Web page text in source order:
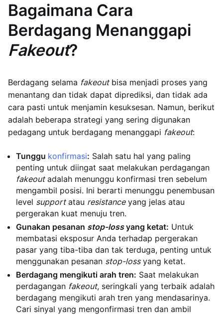
Bagaimana Cara
Berdagang Menanggapi
Fakeout?
Berdagang selama fakeoutbisa menjadi proses yang
menantang dan tidak dapat diprediksi, dan tidak ada
cara pasti untuk menjamin kesuksesan. Namun, berikut
adalah beberapa strategi yang sering digunakan
pedagang untuk berdagang menanggapi fakeout:
Tunggu konfirmasi: Salah satu hal yang paling
penting untuk diingat saat melakukan perdagangan
fakeoutadalah menunggu konfirmasi tren sebelum
mengambil posisi. Ini berarti menunggu penembusan
level supportatau resistanceyang jelas atau
pergerakan kuat menuju tren.
Gunakan pesanan stop-lossyang ketat: Untuk
membatasi eksposur Anda terhadap pergerakan
pasar yang tiba-tiba dan tak terduga, penting untuk
menggunakan pesanan stop-lossyang ketat.
Berdagang mengikuti arah tren: Saat melakukan
perdagangan fakeout, seringkali yang terbaik adalah
berdagang mengikuti arah tren yang mendasarinya.
Cari sinyal yang mengonfirmasi tren dan ambil